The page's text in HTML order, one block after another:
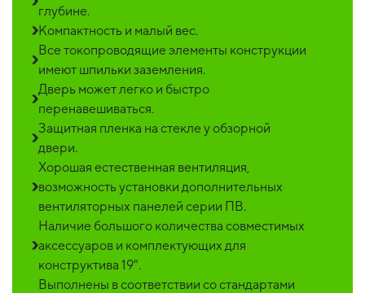
глубине.
Компактность и малый вес.
Все токопроводящие элементы конструкции
имеют шпильки заземления.
Дверь может легко и быстро
перенавешиваться.
Защитная пленка на стекле у обзорной
двери.
Хорошая естественная вентиляция,
возможность установки дополнительных
вентиляторных панелей серии ПВ.
Наличие большого количества совместимых
аксессуаров и комплектующих для
конструктива 19".
Выполнены в соответствии со стандартами